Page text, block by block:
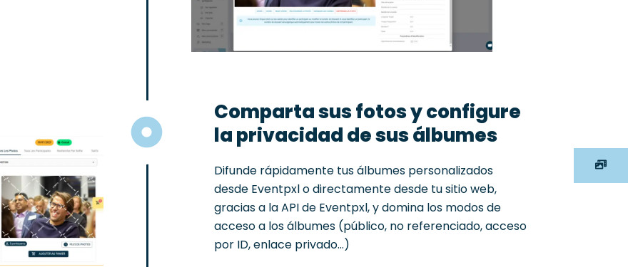
Comparta sus fotos y configure
la privacidad de sus álbumes
Difunde rápidamente tus álbumes personalizados
desde Eventpxl o directamente desde tu sitio web,
gracias a la API de Eventpxl, y domina los modos de
acceso a los álbumes (público, no referenciado, acceso
por ID, enlace privado...)